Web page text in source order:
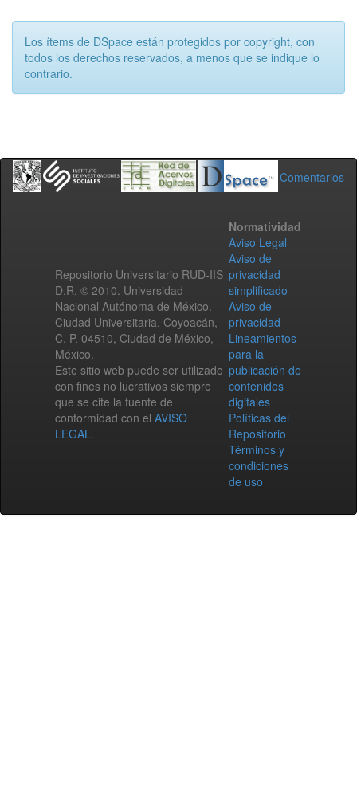
Los ítems de DSpace están protegidos por copyright, con
todos los derechos reservados, a menos que se indique lo
contrario.
Comentarios
Repositorio Universitario RUD-IIS
D.R. © 2010. Universidad
Nacional Autónoma de México.
Ciudad Universitaria, Coyoacán,
C. P. 04510, Ciudad de México,
México.
Este sitio web puede ser utilizado
con fines no lucrativos siempre
que se cite la fuente de
conformidad con el AVISO
LEGAL.
Normatividad
Aviso Legal
Aviso de
privacidad
simplificado
Aviso de
privacidad
Lineamientos
para la
publicación de
contenidos
digitales
Políticas del
Repositorio
Términos y
condiciones
de uso